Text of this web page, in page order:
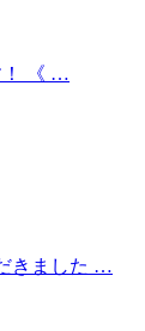
！ 《 …
きました …